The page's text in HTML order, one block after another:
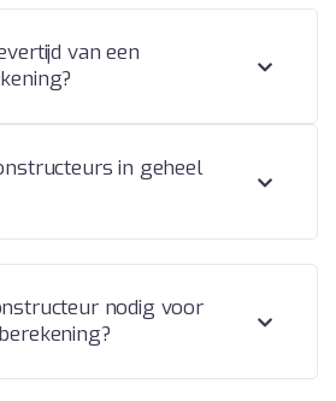
van een
in geheel
nodig voor